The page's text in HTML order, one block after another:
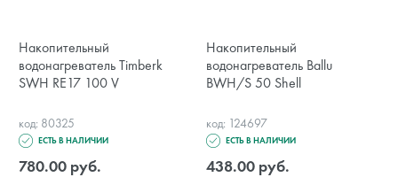
Накопительный
водонагреватель Timberk
SWH RE17 100 V
код: 80325
ЕСТЬ В НАЛИЧИИ
780.00 руб.
Накопительный
водонагреватель Ballu
BWH/S 50 Shell
код: 124697
ЕСТЬ В НАЛИЧИИ
438.00 руб.